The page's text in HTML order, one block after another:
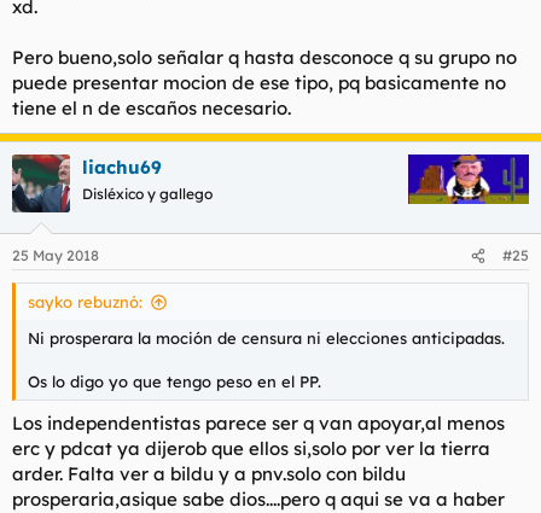
xd.
Pero bueno,solo señalar q hasta desconoce q su grupo no
puede presentar mocion de ese tipo, pq basicamente no
tiene el n de escaños necesario.
liachu69
Disléxico y gallego
25 May 2018 #25
sayko rebuznó:
Ni prosperara la moción de censura ni elecciones anticipadas.
Os lo digo yo que tengo peso en el PP.
Los independentistas parece ser q van apoyar,al menos
erc y pdcat ya dijerob que ellos si,solo por ver la tierra
arder. Falta ver a bildu y a pnv.solo con bildu
prosperaria,asique sabe dios....pero q aqui se va a haber